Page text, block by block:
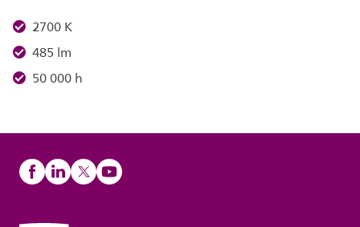
2700 K
485 lm
50 000 h